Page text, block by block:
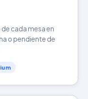
cada mesa en
o pendiente de